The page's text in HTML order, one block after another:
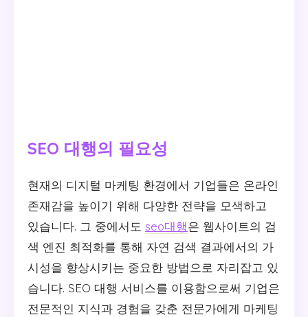
SEO 대행의 필요성
현재의 디지털 마케팅 환경에서 기업들은 온라인
존재감을 높이기 위해 다양한 전략을 모색하고
있습니다. 그 중에서도 seo대행은 웹사이트의 검
색 엔진 최적화를 통해 자연 검색 결과에서의 가
시성을 향상시키는 중요한 방법으로 자리잡고 있
습니다. SEO 대행 서비스를 이용함으로써 기업은
전문적인 지식과 경험을 갖춘 전문가에게 마케팅